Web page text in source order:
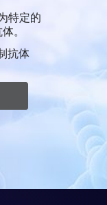
特定的
。
抗体